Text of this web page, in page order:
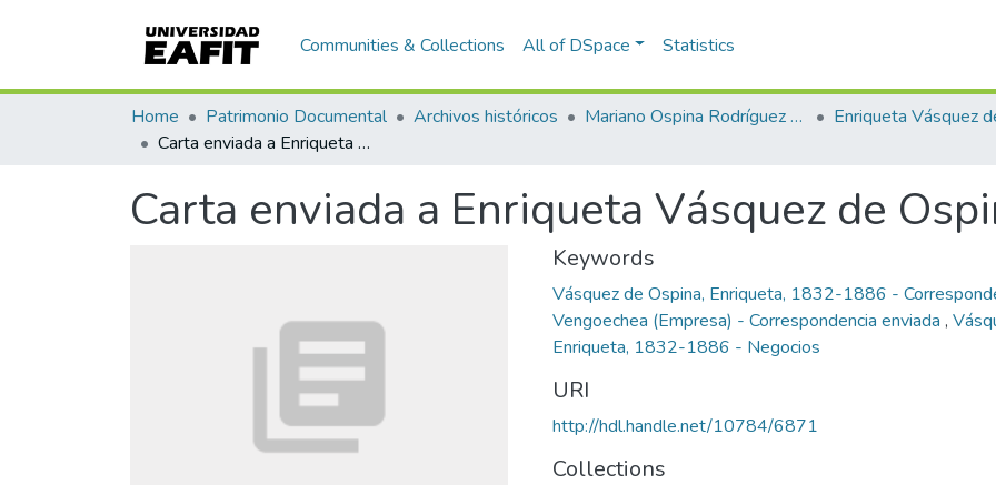
Communities & Collections All of DSpace Statistics
Home Patrimonio Documental Archivos históricos Mariano Ospina Rodríguez (1826 -1912)
Carta enviada a Enriqueta Vásquez de Ospina, Medellín
Carta enviada a Enriqueta Vásquez de
Keywords
Vásquez de Ospina, Enriqueta, 1832-1886 -
Vengoechea (Empresa) - Correspondencia enviada ,
Enriqueta, 1832-1886 - Negocios
URI
http://hdl.handle.net/10784/6871
Collections